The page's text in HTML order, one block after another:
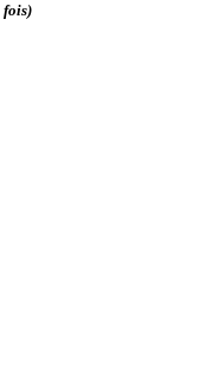
fois)